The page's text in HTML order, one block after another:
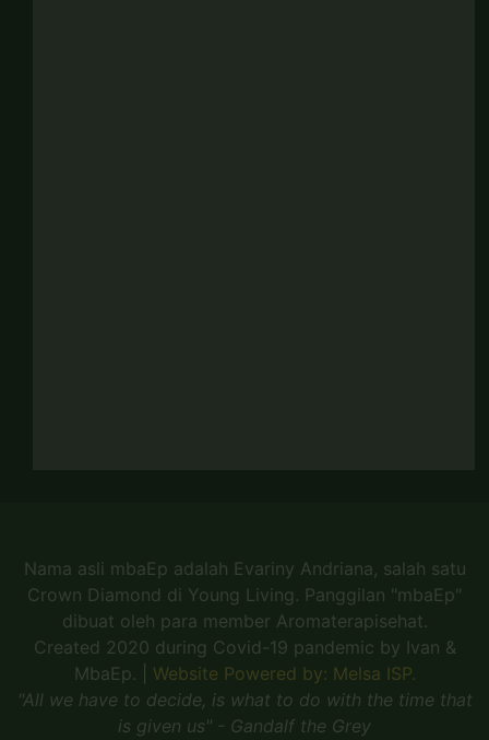
Nama asli mbaEp adalah Evariny Andriana, salah satu
Crown Diamond di Young Living. Panggilan "mbaEp"
dibuat oleh para member Aromaterapisehat.
Created 2020 during Covid-19 pandemic by Ivan &
MbaEp.
Website Powered by: Melsa ISP.
"All we have to decide, is what to do with the time that
is given us" - Gandalf the Grey